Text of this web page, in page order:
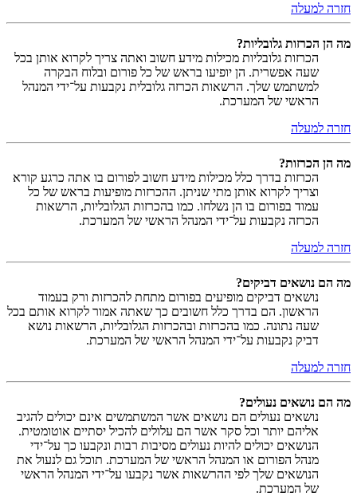
חזרה למעלה
מה הן הכרזות גלובליות?
הכרזות גלובליות מכילות מידע חשוב ואתה צריך לקרוא אותן בכל
שעה אפשרית. הן יופיעו בראש של כל פורום ובלוח הבקרה
למשתמש שלך. הרשאות הכרזה גלובלית נקבעות על־ידי המנהל
הראשי של המערכת.
חזרה למעלה
מה הן הכרזות?
הכרזות בדרך כלל מכילות מידע חשוב לפורום בו אתה כרגע קורא
וצריך לקרוא אותן מתי שניתן. ההכרזות מופיעות בראש של כל
עמוד בפורום בו הן נשלחו. כמו בהכרזות הגלובליות, הרשאות
הכרזה נקבעות על־ידי המנהל הראשי של המערכת.
חזרה למעלה
מה הם נושאים דביקים?
נושאים דביקים מופיעים בפורום מתחת להכרזות ורק בעמוד
הראשון. הם בדרך כלל חשובים כך שאתה אמור לקרוא אותם בכל
שעה נתונה. כמו בהכרזות ובהכרזות הגלובליות, הרשאות נושא
דביק נקבעות על־ידי המנהל הראשי של המערכת.
חזרה למעלה
מה הם נושאים נעולים?
נושאים נעולים הם נושאים אשר המשתמשים אינם יכולים להגיב
אליהם יותר וכל סקר אשר הם עלולים להכיל יסתיים אוטומטית.
הנושאים יכולים להיות נעולים מסיבות רבות ונקבעו כך על־ידי
מנהל הפורום או המנהל הראשי של המערכת. תוכל גם לנעול את
הנושאים שלך לפי ההרשאות אשר נקבעו על־ידי המנהל הראשי
של המערכת.